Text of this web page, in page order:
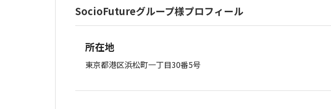
SocioFutureグループ様プロフィール
所在地
東京都港区浜松町一丁目30番5号